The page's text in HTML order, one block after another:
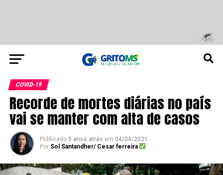
COVID-19
Recorde de mortes diárias no país
vai se manter com alta de casos
Publicado 5 anos atrás em 04/04/2021
Por Sol Santandher/ Cesar ferreira